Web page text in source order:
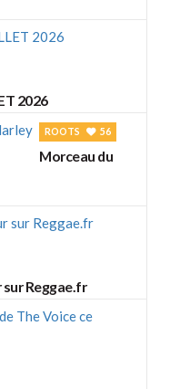
2026
ROOTS 56
Morceau du
Reggae.fr